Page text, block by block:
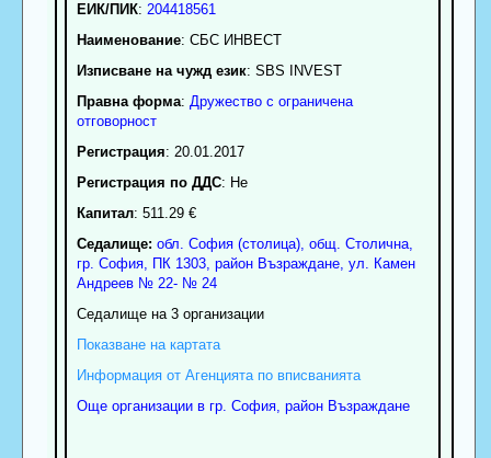
ЕИК/ПИК: 204418561
Наименование: СБС ИНВЕСТ
Изписване на чужд език: SBS INVEST
Правна форма: Дружество с ограничена
отговорност
Регистрация: 20.01.2017
Регистрация по ДДС: Нe
Капитал: 511.29 €
Седалище: обл. София (столица), общ. Столична,
гр. София, ПК 1303, район Възраждане, ул. Камен
Андреев № 22- № 24
Седалище на 3 организации
Показване на картата
Информация от Агенцията по вписванията
Още организации в гр. София, район Възраждане